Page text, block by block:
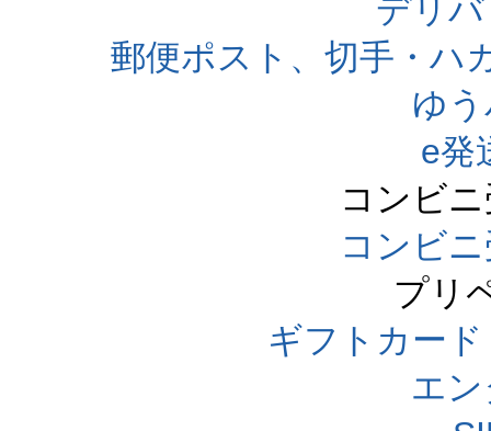
デリ
郵便ポスト、切手・ハ
ゆ
e発
コンビ
コンビ
プリ
ギフトカー
エ